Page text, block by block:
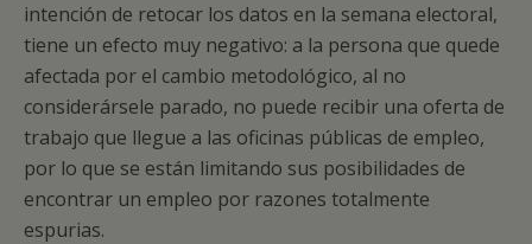
intención de retocar los datos en la semana electoral,
tiene un efecto muy negativo: a la persona que quede
afectada por el cambio metodológico, al no
considerársele parado, no puede recibir una oferta de
trabajo que llegue a las oficinas públicas de empleo,
por lo que se están limitando sus posibilidades de
encontrar un empleo por razones totalmente
espurias.